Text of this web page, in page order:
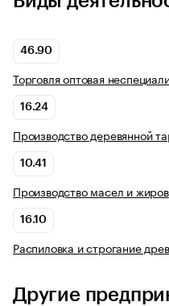
46.90
Торговля оптовая
16.24
Производство деревянной
10.41
Производство масел и жиров
16.10
Распиловка и строгание
Другие